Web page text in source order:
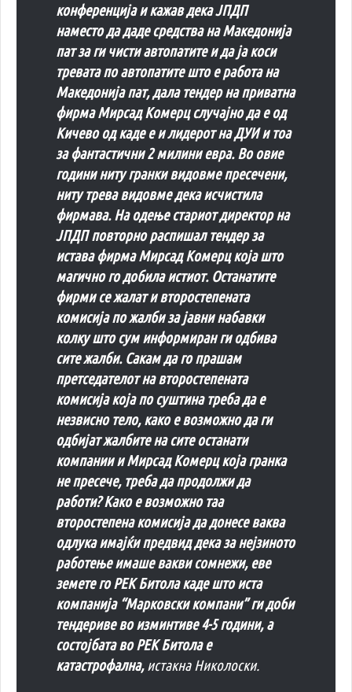
конференција и кажав дека ЈПДП
наместо да даде средства на Македонија
пат за ги чисти автопатите и да ја коси
тревата по автопатите што е работа на
Македонија пат, дала тендер на приватна
фирма Мирсад Комерц случајно да е од
Кичево од каде е и лидерот на ДУИ и тоа
за фантастични 2 милини евра. Во овие
години ниту гранки видовме пресечени,
ниту трева видовме дека исчистила
фирмава. На одење стариот директор на
ЈПДП повторно распишал тендер за
истава фирма Мирсад Комерц која што
магично го добила истиот. Останатите
фирми се жалат и второстепената
комисија по жалби за јавни набавки
колку што сум информиран ги одбива
сите жалби. Сакам да го прашам
претседателот на второстепената
комисија која по суштина треба да е
незвисно тело, како е возможно да ги
одбијат жалбите на сите останати
компании и Мирсад Комерц која гранка
не пресече, треба да продолжи да
работи? Како е возможно таа
второстепена комисија да донесе ваква
одлука имајќи предвид дека за нејзиното
работење имаше вакви сомнежи, еве
земете го РЕК Битола каде што иста
компанија “Марковски компани” ги доби
тендериве во изминтиве 4-5 години, а
состојбата во РЕК Битола е
катастрофална,истакна Николоски.